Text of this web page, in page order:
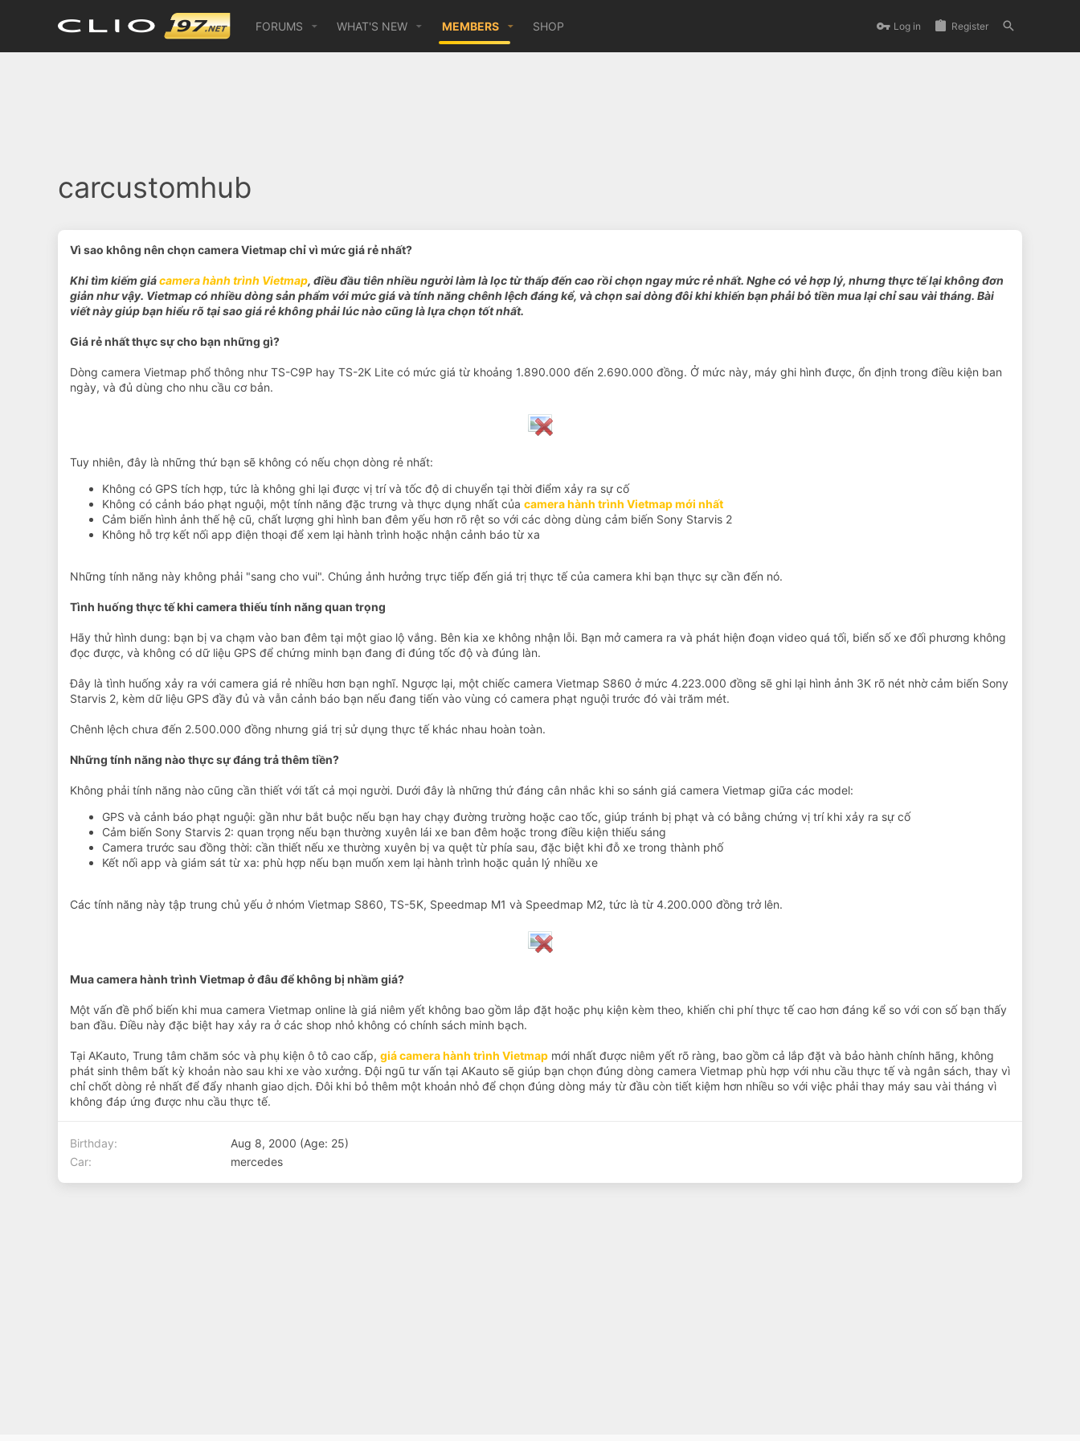
FORUMS WHAT'S NEW MEMBERS SHOP Log in Register
carcustomhub
Vì sao không nên chọn camera Vietmap chỉ vì mức giá rẻ nhất?
Khi tìm kiếm giácamera hành trình Vietmap, điều đầu tiên nhiều người làm là lọc từ thấp đến cao rồi chọn ngay mức rẻ nhất. Nghe có vẻ hợp lý, nhưng thực tế lại không đơn
giản như vậy. Vietmap có nhiều dòng sản phẩm với mức giá và tính năng chênh lệch đáng kể, và chọn sai dòng đôi khi khiến bạn phải bỏ tiền mua lại chỉ sau vài tháng. Bài
viết này giúp bạn hiểu rõ tại sao giá rẻ không phải lúc nào cũng là lựa chọn tốt nhất.
Giá rẻ nhất thực sự cho bạn những gì?
Dòng camera Vietmap phổ thông như TS-C9P hay TS-2K Lite có mức giá từ khoảng 1.890.000 đến 2.690.000 đồng. Ở mức này, máy ghi hình được, ổn định trong điều kiện ban
ngày, và đủ dùng cho nhu cầu cơ bản.
Tuy nhiên, đây là những thứ bạn sẽ không có nếu chọn dòng rẻ nhất:
Không có GPS tích hợp, tức là không ghi lại được vị trí và tốc độ di chuyển tại thời điểm xảy ra sự cố
Không có cảnh báo phạt nguội, một tính năng đặc trưng và thực dụng nhất của camera hành trình Vietmap mới nhất
Cảm biến hình ảnh thế hệ cũ, chất lượng ghi hình ban đêm yếu hơn rõ rệt so với các dòng dùng cảm biến Sony Starvis 2
Không hỗ trợ kết nối app điện thoại để xem lại hành trình hoặc nhận cảnh báo từ xa
Những tính năng này không phải "sang cho vui". Chúng ảnh hưởng trực tiếp đến giá trị thực tế của camera khi bạn thực sự cần đến nó.
Tình huống thực tế khi camera thiếu tính năng quan trọng
Hãy thử hình dung: bạn bị va chạm vào ban đêm tại một giao lộ vắng. Bên kia xe không nhận lỗi. Bạn mở camera ra và phát hiện đoạn video quá tối, biển số xe đối phương không
đọc được, và không có dữ liệu GPS để chứng minh bạn đang đi đúng tốc độ và đúng làn.
Đây là tình huống xảy ra với camera giá rẻ nhiều hơn bạn nghĩ. Ngược lại, một chiếc camera Vietmap S860 ở mức 4.223.000 đồng sẽ ghi lại hình ảnh 3K rõ nét nhờ cảm biến Sony
Starvis 2, kèm dữ liệu GPS đầy đủ và vẫn cảnh báo bạn nếu đang tiến vào vùng có camera phạt nguội trước đó vài trăm mét.
Chênh lệch chưa đến 2.500.000 đồng nhưng giá trị sử dụng thực tế khác nhau hoàn toàn.
Những tính năng nào thực sự đáng trả thêm tiền?
Không phải tính năng nào cũng cần thiết với tất cả mọi người. Dưới đây là những thứ đáng cân nhắc khi so sánh giá camera Vietmap giữa các model:
GPS và cảnh báo phạt nguội: gần như bắt buộc nếu bạn hay chạy đường trường hoặc cao tốc, giúp tránh bị phạt và có bằng chứng vị trí khi xảy ra sự cố
Cảm biến Sony Starvis 2: quan trọng nếu bạn thường xuyên lái xe ban đêm hoặc trong điều kiện thiếu sáng
Camera trước sau đồng thời: cần thiết nếu xe thường xuyên bị va quệt từ phía sau, đặc biệt khi đỗ xe trong thành phố
Kết nối app và giám sát từ xa: phù hợp nếu bạn muốn xem lại hành trình hoặc quản lý nhiều xe
Các tính năng này tập trung chủ yếu ở nhóm Vietmap S860, TS-5K, Speedmap M1 và Speedmap M2, tức là từ 4.200.000 đồng trở lên.
Mua camera hành trình Vietmap ở đâu để không bị nhầm giá?
Một vấn đề phổ biến khi mua camera Vietmap online là giá niêm yết không bao gồm lắp đặt hoặc phụ kiện kèm theo, khiến chi phí thực tế cao hơn đáng kể so với con số bạn thấy
ban đầu. Điều này đặc biệt hay xảy ra ở các shop nhỏ không có chính sách minh bạch.
Tại AKauto, Trung tâm chăm sóc và phụ kiện ô tô cao cấp, giá camera hành trình Vietmap mới nhất được niêm yết rõ ràng, bao gồm cả lắp đặt và bảo hành chính hãng, không
phát sinh thêm bất kỳ khoản nào sau khi xe vào xưởng. Đội ngũ tư vấn tại AKauto sẽ giúp bạn chọn đúng dòng camera Vietmap phù hợp với nhu cầu thực tế và ngân sách, thay vì
chỉ chốt dòng rẻ nhất để đẩy nhanh giao dịch. Đôi khi bỏ thêm một khoản nhỏ để chọn đúng dòng máy từ đầu còn tiết kiệm hơn nhiều so với việc phải thay máy sau vài tháng vì
không đáp ứng được nhu cầu thực tế.
Birthday
Aug 8, 2000 (Age: 25)
Car
mercedes